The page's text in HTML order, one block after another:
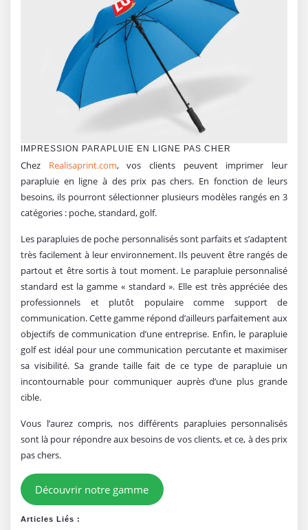
IMPRESSION PARAPLUIE EN LIGNE PAS CHER
Chez Realisaprint.com, vos clients peuvent imprimer leur
parapluie en ligne à des prix pas chers. En fonction de leurs
besoins, ils pourront sélectionner plusieurs modèles rangés en 3
catégories : poche, standard, golf.
Les parapluies de poche personnalisés sont parfaits et s’adaptent
très facilement à leur environnement. Ils peuvent être rangés de
partout et être sortis à tout moment. Le parapluie personnalisé
standard est la gamme « standard ». Elle est très appréciée des
professionnels et plutôt populaire comme support de
communication. Cette gamme répond d’ailleurs parfaitement aux
objectifs de communication d’une entreprise. Enfin, le parapluie
golf est idéal pour une communication percutante et maximiser
sa visibilité. Sa grande taille fait de ce type de parapluie un
incontournable pour communiquer auprès d’une plus grande
cible.
Vous l’aurez compris, nos différents parapluies personnalisés
sont là pour répondre aux besoins de vos clients, et ce, à des prix
pas chers.
Découvrir notre gamme
Articles Liés :